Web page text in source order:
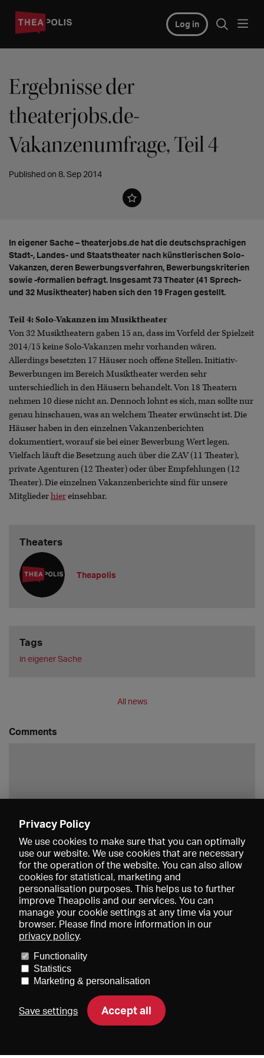
Log in
Ergebnisse der
theaterjobs.de-
Vakanzenumfrage, Teil 4
Published on 8. Sep 2014
In eigener Sache – theaterjobs.de hat die deutschsprachigen
Stadt-, Landes- und Staatstheater nach künstlerischen Solo-
Vakanzen, deren Bewerbungsverfahren, Bewerbungskriterien
sowie -formalien befragt. Insgesamt 73 Theater (41 Sprech-
und 32 Musiktheater) haben sich den 19 Fragen gestellt.
Teil 4: Solo-Vakanzen im Musiktheater
Von 32 Musiktheatern gaben 15 an, dass im Vorfeld der Spielzeit
2014/15 keine Solo-Vakanzen mehr vorhanden wären.
Allerdings besetzten 17 Häuser noch offene Stellen. Initiativ-
Bewerbungen im Bereich Musiktheater werden sehr
unterschiedlich in den Häusern behandelt. Von 18 Theatern
nehmen 10 diese nicht an. Dennoch lohnt es sich, man sollte nur
genau hinschauen, was an welchem Theater erwünscht ist. Die
Häuser haben in den einzelnen Vakanzenberichten
dokumentiert, worauf sie bei einer Bewerbung Wert legen.
Vielfach läuft die Besetzung auch über die ZAV (11 Theater),
private Agenturen (12 Theater) oder über Empfehlungen (12
Theater). Die einzelnen Vakanzenberichte sind für unsere
Mitgliederhiereinsehbar.
Theaters
Theapolis
Tags
in eigener Sache
All news
Comments
About us
Imprint
DE EN FR
Privacy Policy
We use cookies to make sure that you can optimally
use our website. We use cookies that are necessary
for the operation of the website. You can also allow
cookies for statistical, marketing and
personalisation purposes. This helps us to further
improve Theapolis and our services. You can
manage your cookie settings at any time via your
browser. Please find more information in our
privacy policy.
Functionality
Statistics
Marketing & personalisation
Save settings Accept all